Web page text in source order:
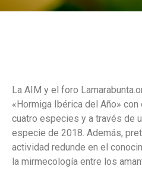
La AIM y el foro
«Hormiga Ibérica del Año»
cuatro especies y a través de
especie de 2018. Además,
actividad redunde en el
la mirmecología entre los